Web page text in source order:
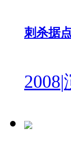
刺杀据
2008|